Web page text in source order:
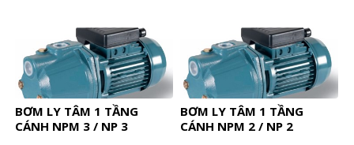
BƠM LY TÂM 1 TẦNG
CÁNH NPM 3 / NP 3
BƠM LY TÂM 1 TẦNG
CÁNH NPM 2 / NP 2